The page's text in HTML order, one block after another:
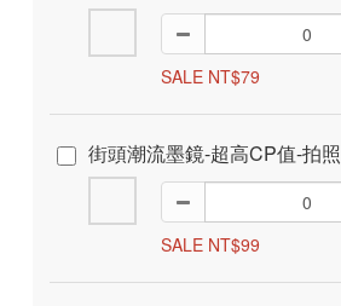
SALE NT$79
街頭潮流墨鏡-超高CP值-拍
SALE NT$99